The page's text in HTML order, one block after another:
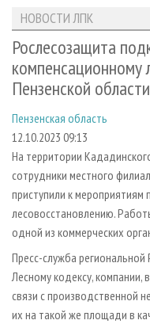
ЛЕСОЗАГОТОВКА
ЛЕСОПИЛЕНИЕ
ДЕРЕВООБРАБОТКА
СУШКА ДРЕВЕСИНЫ
ПРОИЗВОДСТВО
ДЕРЕВЯННОЕ
ПРОИЗВОДСТВО
БИОЭНЕРГЕТИКА
ИНСТРУМЕНТ И
НОВОСТИ ЛПК
НОВОСТИ ЖУРНАЛА
НОВОСТИ КОМПАНИЙ
ПРОЕКТЫ ЛПИ
АНАЛИТИКА
ПРЕДПРИЯТИЯ ЛПК
ЛЕСНЫЕ РЕГИОНЫ
ПЕРСОНЫ
МОБИЛЬНЫЕ ВЫСТАВКИ
ОФИЦИАЛЬНЫЕ
ПРИОРИТЕТНЫЕ
RUSSIAN FORESTRY
БИБЛИОТЕКА
АРХИВ ЖУРНАЛОВ
СТАТЬИ
О ЖУРНАЛЕ
ПОДПИСКА
КОНТАКТЫ
РЕКЛАМОДАТЕЛЯМ
РЕКЛАМА
РЕКЛАМА НА САЙТЕ
НОВОСТИ ЛПК
Рослесозащита
компенсационному
Пензенской области
Пензенская область
12.10.2023 09:13
На территории
сотрудники местного
приступили к мероприятиям
лесовосстановлению.
одной из коммерческих
Пресс-служба
Лесному кодексу,
связи с производственной
их на такой же площади в